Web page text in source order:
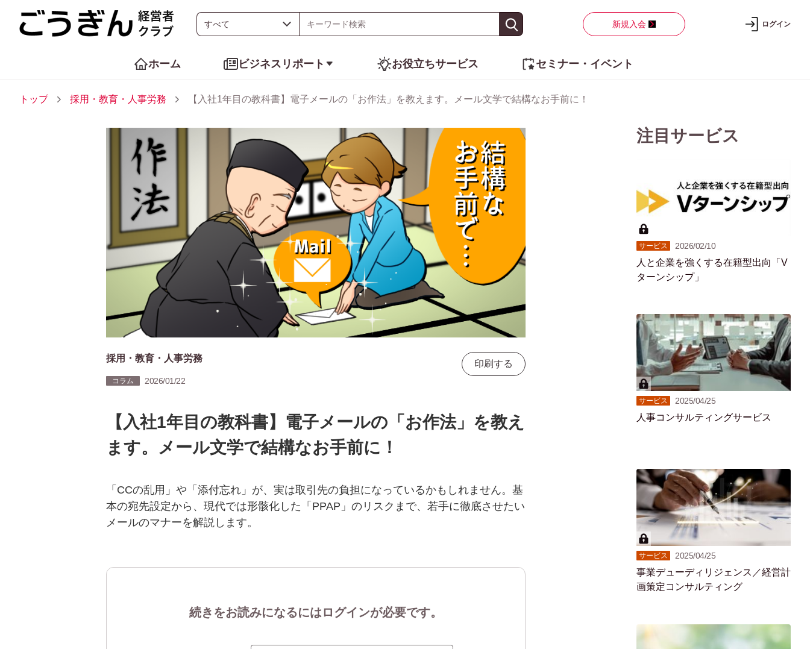
新規入会 ログイン
ホーム ビジネスリポート お役立ちサービス セミナー・イベント
トップ 採用・教育・人事労務 【入社1年目の教科書】電子メールの「お作法」を教えます。メール文学で結構なお手前に！
採用・教育・人事労務
コラム 2026/01/22
印刷する
【入社1年目の教科書】電子メールの「お作法」を教え
ます。メール文学で結構なお手前に！
「CCの乱用」や「添付忘れ」が、実は取引先の負担になっているかもしれません。基
本の宛先設定から、現代では形骸化した「PPAP」のリスクまで、若手に徹底させたい
メールのマナーを解説します。
続きをお読みになるにはログインが必要です。
注目サービス
サービス 2026/02/10
人と企業を強くする在籍型出向「V
ターンシップ」
サービス 2025/04/25
人事コンサルティングサービス
サービス 2025/04/25
事業デューディリジェンス／経営計
画策定コンサルティング